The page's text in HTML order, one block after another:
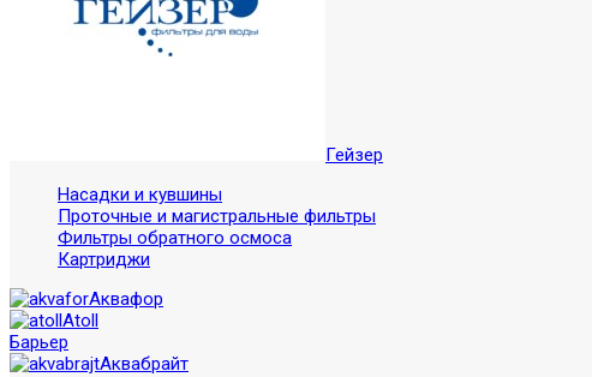
Гейзер
Насадки и кувшины
Проточные и магистральные фильтры
Фильтры обратного осмоса
Картриджи
Аквафор
Atoll
Барьер
Аквабрайт